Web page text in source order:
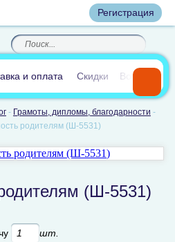
Регистрация
и оплата Скидки Вопросы и
- Грамоты, дипломы, благодарности -
родителям (Ш-5531)
(Ш-5531)
шт.